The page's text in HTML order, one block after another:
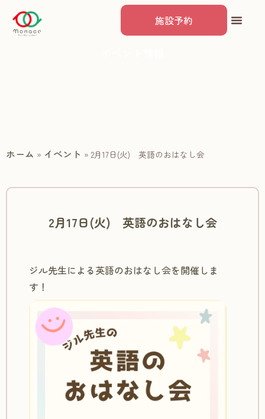
施設予約
ホーム » イベント » 2月17日(火) 英語のおはなし会
2月17日(火) 英語のおはなし会
ジル先生による英語のおはなし会を開催しま
す！